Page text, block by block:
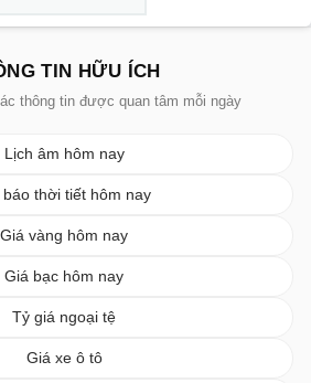
TIN HỮU ÍCH
thông tin được quan tâm mỗi ngày
Lịch âm hôm nay
báo thời tiết hôm nay
Giá vàng hôm nay
Giá bạc hôm nay
Tỷ giá ngoại tệ
Giá xe ô tô